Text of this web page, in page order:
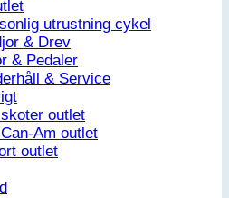
utrustning cykel
& Drev
& Pedaler
& Service
outlet
Am outlet
outlet